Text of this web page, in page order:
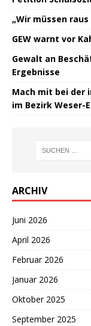
„Wir müssen
GEW warnt vor
Gewalt an
Ergebnisse
Mach mit bei der
im Bezirk Weser-
ARCHIV
Juni 2026
April 2026
Februar 2026
Januar 2026
Oktober 2025
September 2025